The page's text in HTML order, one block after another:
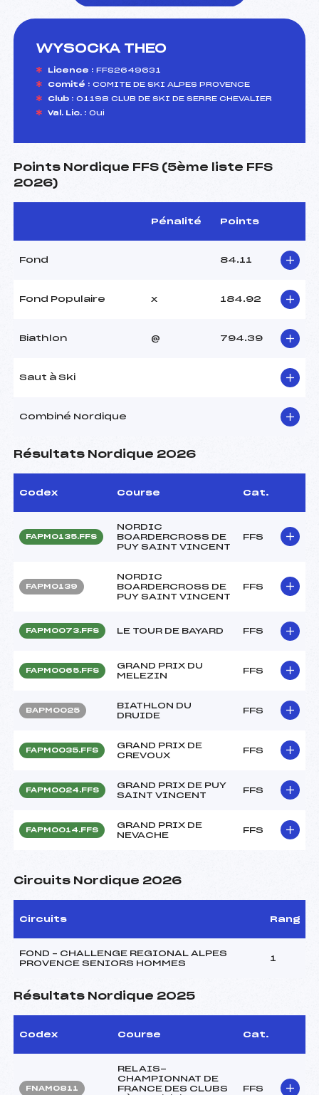
WYSOCKA THEO
Licence : FFS2649631
Comité : COMITE DE SKI ALPES PROVENCE
Club : 01198 CLUB DE SKI DE SERRE CHEVALIER
Val. Lic. : Oui
Points Nordique FFS (5ème liste FFS
2026)
Pénalité Points
Fond 84.11
Fond Populaire x 184.92
Biathlon @ 794.39
Saut à Ski
Combiné Nordique
Résultats Nordique 2026
Codex Course Cat.
FAPM0135.FFS
NORDIC
BOARDERCROSS DE
PUY SAINT VINCENT
FFS
FAPM0139
NORDIC
BOARDERCROSS DE
PUY SAINT VINCENT
FFS
FAPM0073.FFS LE TOUR DE BAYARD FFS
FAPM0065.FFS
GRAND PRIX DU
MELEZIN
FFS
BAPM0025
BIATHLON DU
DRUIDE
FFS
FAPM0035.FFS
GRAND PRIX DE
CREVOUX
FFS
FAPM0024.FFS
GRAND PRIX DE PUY
SAINT VINCENT
FFS
FAPM0014.FFS
GRAND PRIX DE
NEVACHE
FFS
Circuits Nordique 2026
Circuits Rang
FOND – CHALLENGE REGIONAL ALPES
PROVENCE SENIORS HOMMES
1
Résultats Nordique 2025
Codex Course Cat.
FNAM0811
RELAIS-
CHAMPIONNAT DE
FRANCE DES CLUBS
FFS